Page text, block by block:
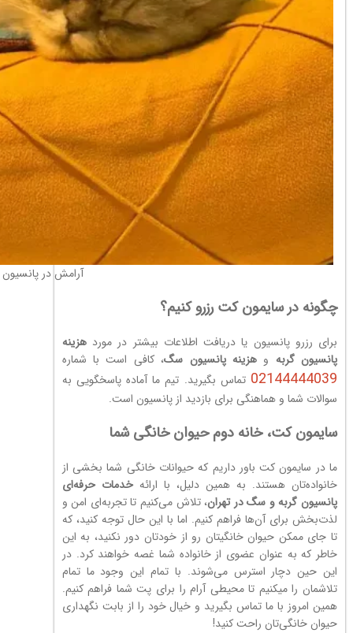
آرامش در
چگونه در سایمون کت رزرو کنیم؟
برای رزرو پانسیون یا دریافت اطلاعات بیشتر در موردهزینه
پانسیون گربه وهزینه پانسیون سگ، کافی است با شماره
02144444039 تماس بگیرید. تیم ما آماده پاسخگویی به
سوالات شما و هماهنگی برای بازدید از پانسیون است.
سایمون کت، خانه دوم حیوان خانگی شما
ما در سایمون کت باور داریم که حیوانات خانگی شما بخشی از
خانواده‌تان هستند. به همین دلیل، با ارائهخدمات حرفه‌ای
پانسیون گربه و سگ در تهران، تلاش می‌کنیم تا تجربه‌ای امن و
لذت‌بخش برای آن‌ها فراهم کنیم. اما با این حال توجه کنید، که
تا جای ممکن حیوان خانگیتان رو از خودتان دور نکنید، به این
خاطر که به عنوان عضوی از خانواده شما غصه خواهند کرد. در
این حین دچار استرس می‌شوند. با تمام این وجود ما تمام
تلاشمان را میکنیم تا محیطی آرام را برای پت شما فراهم کنیم.
همین امروز با ما تماس بگیرید و خیال خود را از بابت نگهداری
حیوان خانگی‌تان راحت کنید!